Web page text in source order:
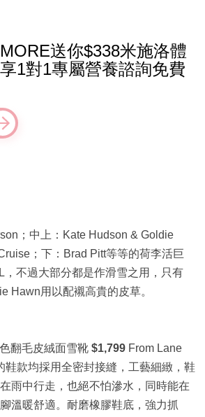
MORE送你$338米施洛體
1對1專屬營養諮詢免費
；中上：Kate Hudson & Goldie
；下：Brad Pitt等等的荷李活巨
，不過大部分都是作滑雪之用，只有
Hawn用以配襯高貴的皮草。
翻毛皮絨面雪靴 $1,799 From Lane
鞋款均採用全密封接縫，工藝細緻，鞋
雨中行走，也絕不怕滲水，同時能在
溫暖舒適。耐磨橡膠鞋底，強力抓